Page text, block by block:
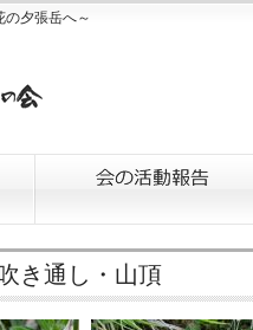
夕張岳へ～
き通し・山頂